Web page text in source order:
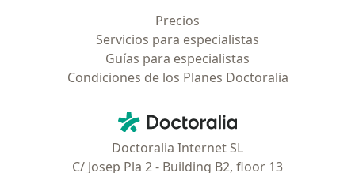
Precios
Servicios para especialistas
Guías para especialistas
Condiciones de los Planes Doctoralia
Doctoralia - Página de inicio
Doctoralia Internet SL
C/ Josep Pla 2 - Building B2, floor 13